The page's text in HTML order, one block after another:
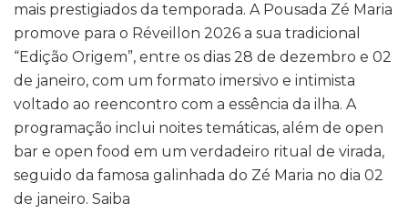
mais prestigiados da temporada. A Pousada Zé Maria
promove para o Réveillon 2026 a sua tradicional
“Edição Origem”, entre os dias 28 de dezembro e 02
de janeiro, com um formato imersivo e intimista
voltado ao reencontro com a essência da ilha. A
programação inclui noites temáticas, além de open
bar e open food em um verdadeiro ritual de virada,
seguido da famosa galinhada do Zé Maria no dia 02
de janeiro. Saiba